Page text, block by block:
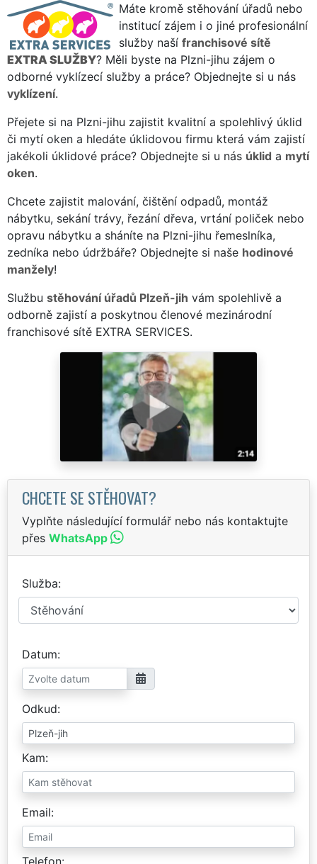
Máte kromě stěhování úřadů nebo
institucí zájem i o jiné profesionální
služby naší franchisové sítě
EXTRA SLUŽBY? Měli byste na Plzni-jihu zájem o
odborné vyklízecí služby a práce? Objednejte si u nás
vyklízení.
Přejete si na Plzni-jihu zajistit kvalitní a spolehlivý úklid
či mytí oken a hledáte úklidovou firmu která vám zajistí
jakékoli úklidové práce? Objednejte si u nás úklid a mytí
oken.
Chcete zajistit malování, čištění odpadů, montáž
nábytku, sekání trávy, řezání dřeva, vrtání poliček nebo
opravu nábytku a sháníte na Plzni-jihu řemeslníka,
zedníka nebo údržbáře? Objednejte si naše hodinové
manžely!
Službu stěhování úřadů Plzeň-jih vám spolehlivě a
odborně zajistí a poskytnou členové mezinárodní
franchisové sítě EXTRA SERVICES.
CHCETE SE STĚHOVAT?
Vyplňte následující formulář nebo nás kontaktujte
přes WhatsApp
Služba
Datum
Odkud
Kam
Email
Telefon